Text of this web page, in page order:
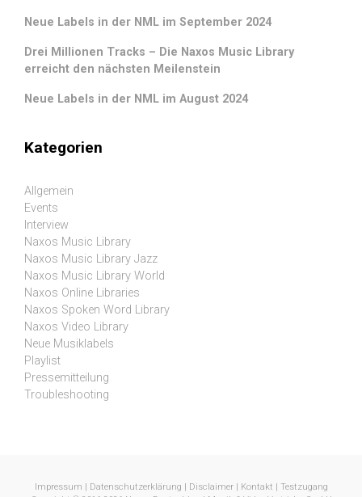
Neue Labels in der NML im September 2024
Drei Millionen Tracks – Die Naxos Music Library
erreicht den nächsten Meilenstein
Neue Labels in der NML im August 2024
Kategorien
Allgemein
Events
Interview
Naxos Music Library
Naxos Music Library Jazz
Naxos Music Library World
Naxos Online Libraries
Naxos Spoken Word Library
Naxos Video Library
Neue Musiklabels
Playlist
Pressemitteilung
Troubleshooting
Impressum Datenschutzerklärung Disclaimer| Kontakt
Testzugang